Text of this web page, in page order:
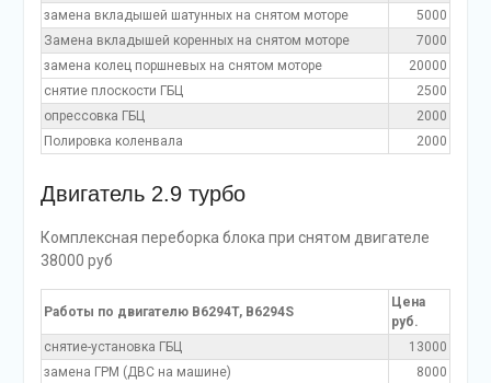
замена вкладышей шатунных на снятом моторе
5000
Замена вкладышей коренных на снятом моторе
7000
замена колец поршневых на снятом моторе
20000
снятие плоскости ГБЦ
2500
опрессовка ГБЦ
2000
Полировка коленвала
2000
Двигатель 2.9 турбо
Комплексная переборка блока при снятом двигателе
38000 руб
Работы по двигателю B6294T, B6294S
Цена
руб.
снятие-установка ГБЦ
13000
замена ГРМ (ДВС на машине)
8000